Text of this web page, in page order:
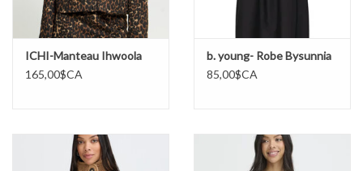
ICHI-Manteau Ihwoola
165,00$CA
b. young- Robe Bysunnia
85,00$CA